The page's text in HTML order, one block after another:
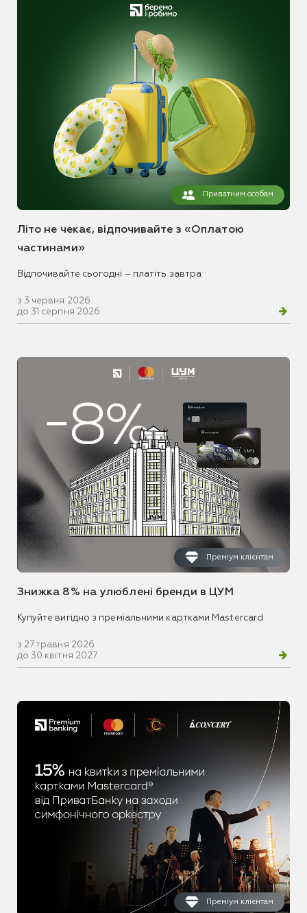
Приватним особам
Літо не чекає, відпочивайте з «Оплатою
частинами»
Відпочивайте сьогодні – платіть завтра
з 3 червня 2026
до 31 серпня 2026
Преміум клієнтам
Знижка 8% на улюблені бренди в ЦУМ
Купуйте вигідно з преміальними картками Mastercard
з 27 травня 2026
до 30 квітня 2027
Преміум клієнтам